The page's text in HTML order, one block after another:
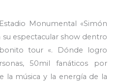
Monumental «Simón
su espectacular show dentro
tour «. Dónde logro
50mil fanáticos por
la música y la energía de la